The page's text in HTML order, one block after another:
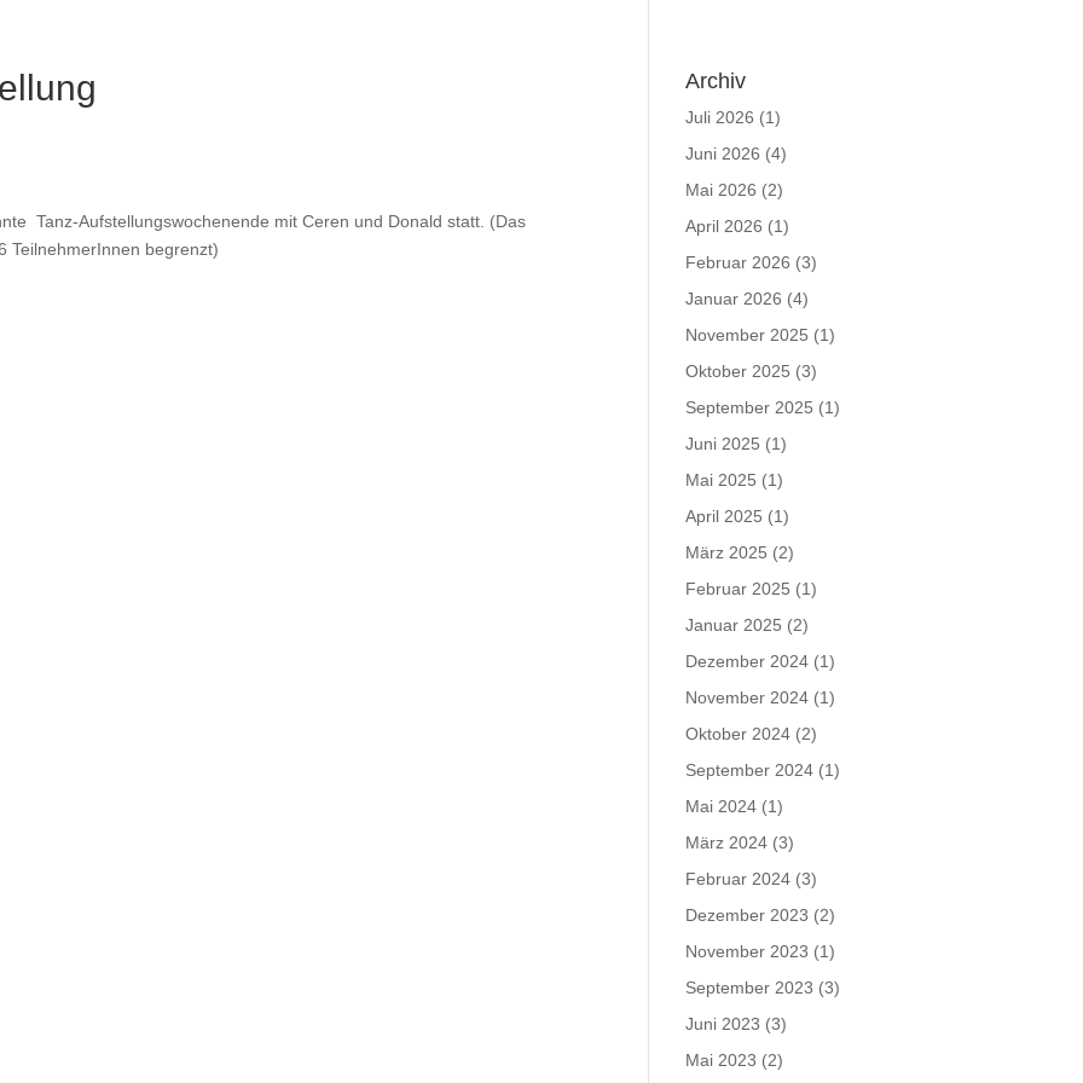
Tanz-Aufstellungswochenende mit Ceren und Donald statt. (Das
TeilnehmerInnen begrenzt)
Archiv
Juli 2026 (1)
Juni 2026 (4)
Mai 2026 (2)
April 2026 (1)
Februar 2026 (3)
Januar 2026 (4)
November 2025 (1)
Oktober 2025 (3)
September 2025 (1)
Juni 2025 (1)
Mai 2025 (1)
April 2025 (1)
März 2025 (2)
Februar 2025 (1)
Januar 2025 (2)
Dezember 2024 (1)
November 2024 (1)
Oktober 2024 (2)
September 2024 (1)
Mai 2024 (1)
März 2024 (3)
Februar 2024 (3)
Dezember 2023 (2)
November 2023 (1)
September 2023 (3)
Juni 2023 (3)
Mai 2023 (2)